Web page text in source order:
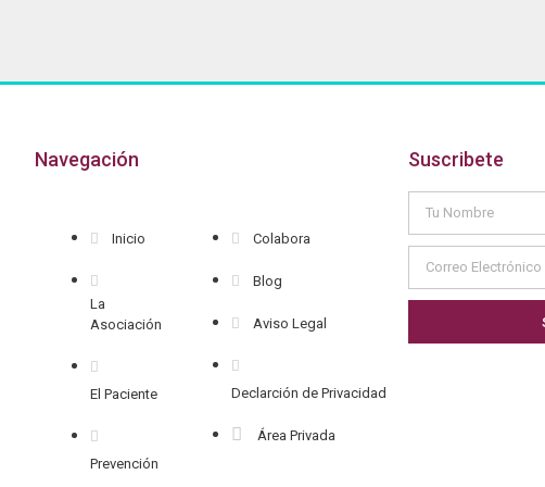
Navegación
Inicio
La
Asociación
El Paciente
Prevención
Colabora
Blog
Aviso Legal
Declarción de Privacidad
Área Privada
Suscribete